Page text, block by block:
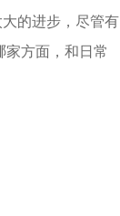
的进步，尽管有
家方面，和日常